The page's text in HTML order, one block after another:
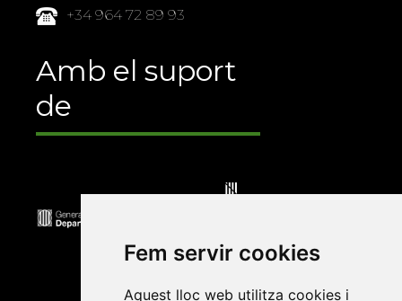
Fem servir cookies
Aquest lloc web utilitza cookies i
+34 964 72 89 93
Amb el suport
de